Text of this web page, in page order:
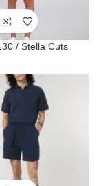
/ Stella Cuts